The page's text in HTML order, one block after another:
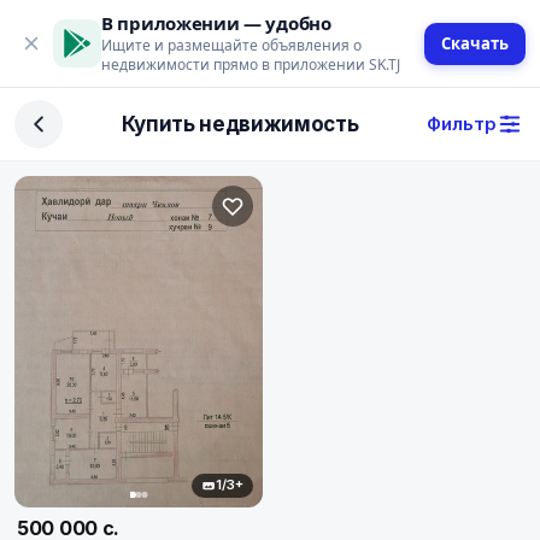
В приложении — удобно
Ищите и размещайте объявления о
недвижимости прямо в приложении SK.TJ
Скачать
Фильтр
Сделка
Купить
Тип недвижимости
Тип
Город
Купить недвижимость Фильтр
1/3+
500 000 с.